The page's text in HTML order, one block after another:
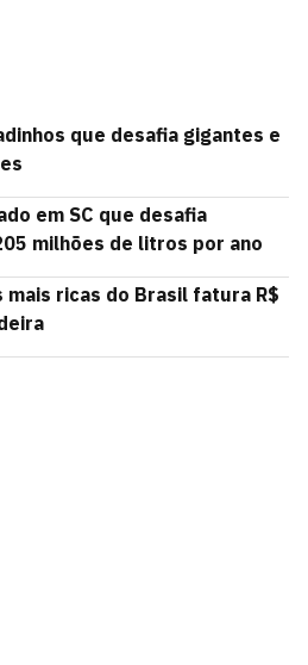
que desafia gigantes e
em SC que desafia
milhões de litros por ano
mais ricas do Brasil fatura R$